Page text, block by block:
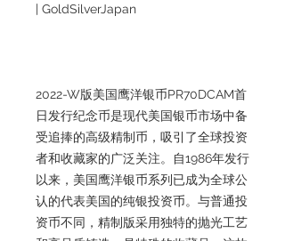
| GoldSilverJapan
2022-W版美国鹰洋银币PR70DCAM首
日发行纪念币是现代美国银币市场中备
受追捧的高级精制币，吸引了全球投资
者和收藏家的广泛关注。自1986年发行
以来，美国鹰洋银币系列已成为全球公
认的代表美国的纯银投资币。与普通投
资币不同，精制版采用独特的抛光工艺